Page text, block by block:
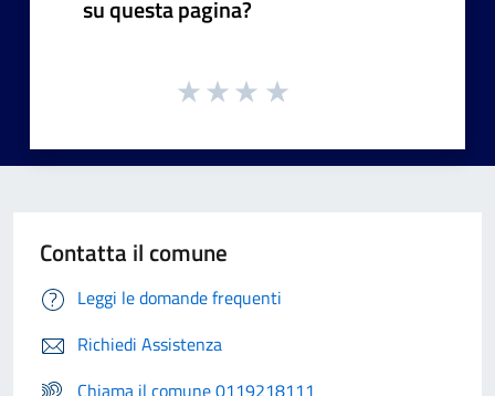
su questa pagina?
Contatta il comune
Leggi le domande frequenti
Richiedi Assistenza